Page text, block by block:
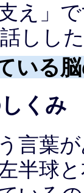
え」
しし
いる
くみ
言葉
半球